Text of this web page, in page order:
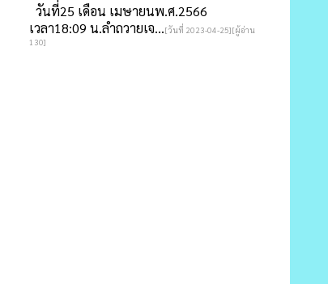
วันที่25 เดือน เมษายนพ.ศ.2566
เวลา18:09 น.ลำถวายเจ...[วันที่ 2023-04-25][ผู้อ่าน
130]